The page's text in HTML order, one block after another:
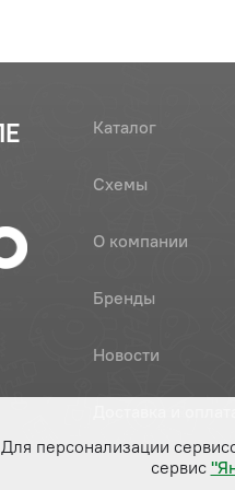
Каталог
Схемы
О компании
Бренды
Новости
Для персонализации
сервис